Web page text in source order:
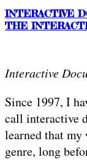
INTERACTIVE
THE
Interactive
Since 1997, I
call interactive
learned that
genre, long